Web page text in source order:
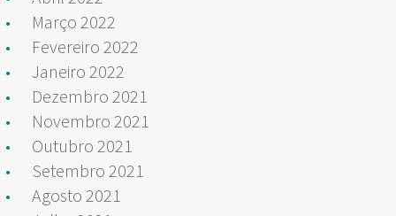
Março 2022
Fevereiro 2022
Janeiro 2022
Dezembro 2021
Novembro 2021
Outubro 2021
Setembro 2021
Agosto 2021